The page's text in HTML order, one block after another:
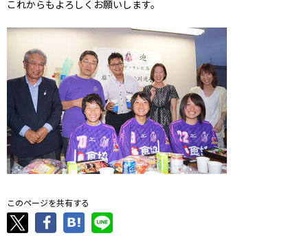
これからもよろしくお願いします。
このページを共有する